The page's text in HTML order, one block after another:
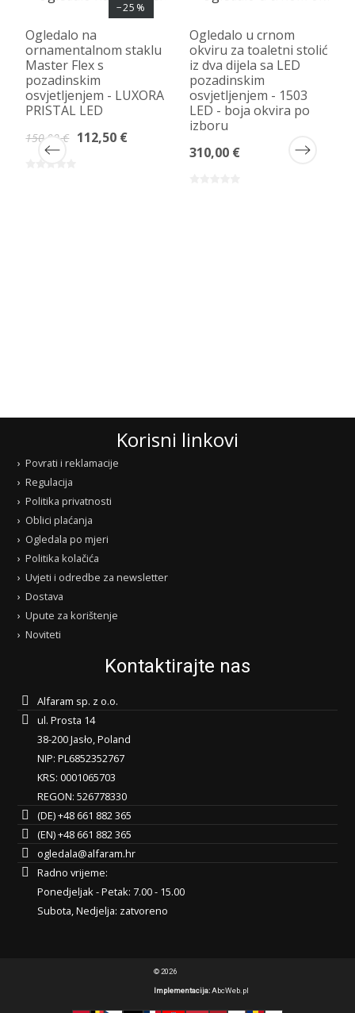
Ogledalo na
ornamentalnom staklu
Master Flex s
pozadinskim
osvjetljenjem - LUXORA
PRISTAL LED
150,00 € 112,50 €
−25%
Ogledalo u crnom
okviru za toaletni stolić
iz dva dijela sa LED
pozadinskim
osvjetljenjem - 1503
LED - boja okvira po
izboru
310,00 €
Korisni linkovi
Povrati i reklamacije
Regulacija
Politika privatnosti
Oblici plaćanja
Ogledala po mjeri
Politika kolačića
Uvjeti i odredbe za newsletter
Dostava
Upute za korištenje
Noviteti
Kontaktirajte nas
Alfaram sp. z o.o.
ul. Prosta 14
38-200 Jasło, Poland
NIP: PL6852352767
KRS: 0001065703
REGON: 526778330
(DE) +48 661 882 365
(EN) +48 661 882 365
ogledala@alfaram.hr
Radno vrijeme:
Ponedjeljak - Petak: 7.00 - 15.00
Subota, Nedjelja: zatvoreno
© 2026
Implementacija:AbcWeb.pl